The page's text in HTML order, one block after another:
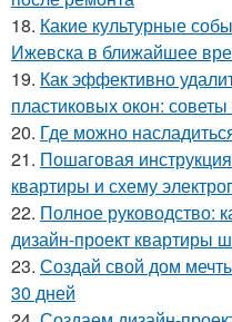
18. Какие культурные
Ижевска в ближайшее
19. Как эффективно
пластиковых окон:
20. Где можно
21. Пошаговая
квартиры и схему
22. Полное руководство:
дизайн-проект квартиры
23. Создай свой дом
30 дней